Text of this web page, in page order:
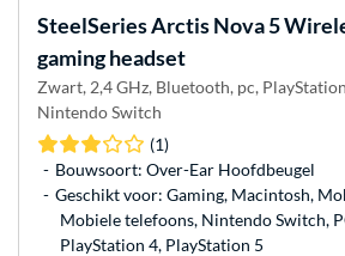
SteelSeriesArctis Nova 5
gaming headset
Zwart, 2,4 GHz, Bluetooth, pc,
Nintendo Switch
(1)
Bouwsoort: Over-Ear Hoofdbeugel
Geschikt voor: Gaming, Macintosh,
Mobiele telefoons, Nintendo Switch,
PlayStation 4, PlayStation 5